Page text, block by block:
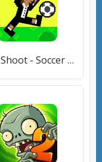
Holy Shoot - Soccer Battle